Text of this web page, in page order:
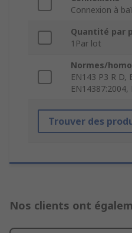
Connexion à
Quantité par
1Par lot
Normes/
EN143 P3 R D,
EN14387:2004,
Trouver des
Nos clients ont